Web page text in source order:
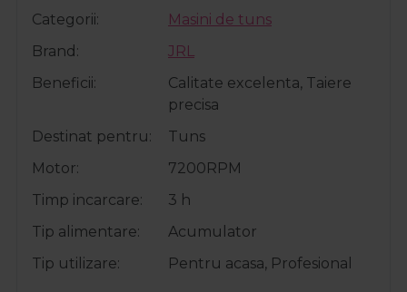
Categorii
Masini de tuns
Brand
JRL
Beneficii
Calitate excelenta, Taiere
precisa
Destinat pentru
Tuns
Motor
7200RPM
Timp incarcare
3 h
Tip alimentare
Acumulator
Tip utilizare
Pentru acasa, Profesional